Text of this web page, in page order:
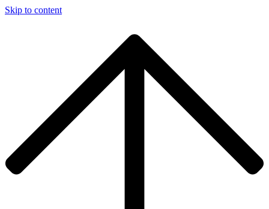
Skip to content